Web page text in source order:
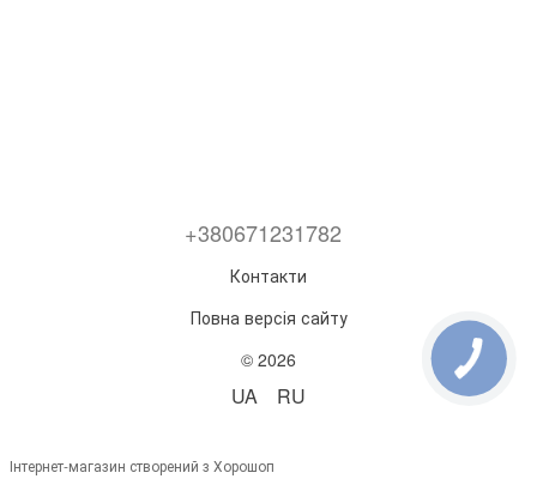
+380671231782
Контакти
Повна версія сайту
© 2026
UA RU
Інтернет-магазин створений з Хорошоп